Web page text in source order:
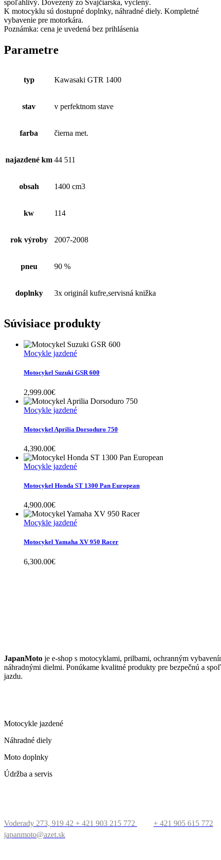
spoľahlivý. Dovezený zo Švajčiarska, vyclený.
K motocyklu sú dostupné doplnky, náhradné diely. Kompletné
vybavenie pre motorkára.
Poznámka: cena je uvedená bez prihlásenia
Parametre
typ Kawasaki GTR 1400
stav v perfektnom stave
farba čierna met.
najazdené km 44 511
obsah 1400 cm3
kw 114
rok výroby 2007-2008
pneu 90 %
doplnky 3x originál kufre,servisná knižka
Súvisiace produkty
Mocykle jazdené
Motocykel Suzuki GSR 600
2,999.00€
Mocykle jazdené
Motocykel Aprilia Dorsoduro 750
4,390.00€
Mocykle jazdené
Motocykel Honda ST 1300 Pan European
4,900.00€
Mocykle jazdené
Motocykel Yamaha XV 950 Racer
6,300.00€
JapanMoto je e-shop s motocyklami, prilbami, ochranným
náhradnými dielmi. Ponúkame kvalitné produkty pre bezpečnú a
jazdu.
Motocykle jazdené
Náhradné diely
Moto doplnky
Údržba a servis
Voderady 273, 919 42 + 421 903 215 772
+ 421 905 615 772
japanmoto@azet.sk